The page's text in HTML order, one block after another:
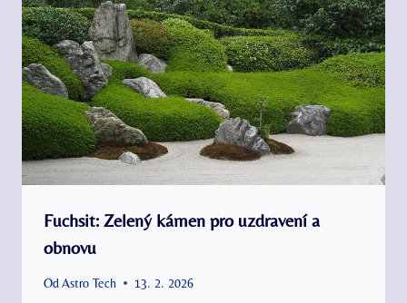
Fuchsit: Zelený kámen pro uzdravení a
obnovu
Od Astro Tech 13. 2. 2026